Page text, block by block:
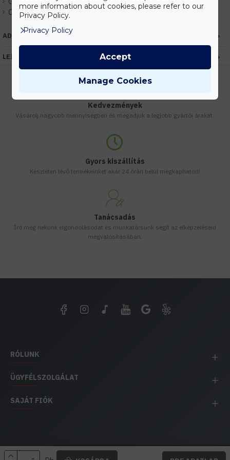
Cikkszám:EHKX24724
ADATOK
LEÍRÁS
Kedvezmények
Vásárolj nagyobb mennyiségben és megadjuk a legjobb gyártói árakat.
Gyors kiszállítás
Készleten lévő termékeinket akár 24 órán belül megkaphatod!
Tanácsadás
Írd meg nekünk elgondolásodat és munkatársunk segít az elképzeléseid
megvalósításában.
RÓLUNK
ÜGYFÉLSZOLGÁLAT
SAJÁT FIÓK
EH IMPEX / Copyright © 1991-2025 Energia Háza
more information about cookies, please refer to our
Privacy Policy.
Privacy Policy
Manage Cookies
Accept